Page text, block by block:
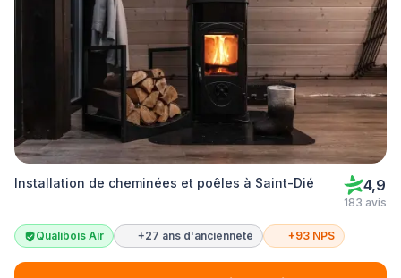
Installation de cheminées et poêles à Saint-Dié 4,9
183 avis
Qualibois Air +27 ans d'ancienneté +93 NPS